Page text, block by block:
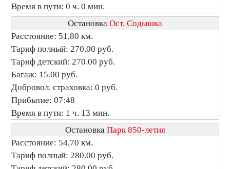
Время в пути: 0 ч. 0 мин.
Остановка Ост. Содышка
Расстояние: 51,80 км.
Тариф полный: 270.00 руб.
Тариф детский: 270.00 руб.
Багаж: 15.00 руб.
Добровол. страховка: 0 руб.
Прибытие: 07:48
Время в пути: 1 ч. 13 мин.
Остановка Парк 850-летия
Расстояние: 54,70 км.
Тариф полный: 280.00 руб.